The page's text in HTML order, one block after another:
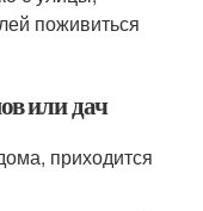
поживиться
или дач
приходится